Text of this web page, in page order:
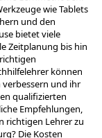
wie Tablets
und den
bietet viele
Zeitplanung bis hin
können
und ihr
qualifizierten
Empfehlungen,
richtigen Lehrer zu
Die Kosten